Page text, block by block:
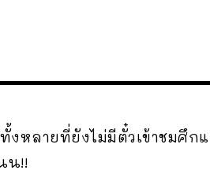
งหลายที่ยังไม่มีตั๋วเข้าชมศึก
น!!